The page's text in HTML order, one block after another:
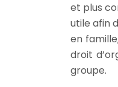
et plus
utile afin
en
droit
groupe.